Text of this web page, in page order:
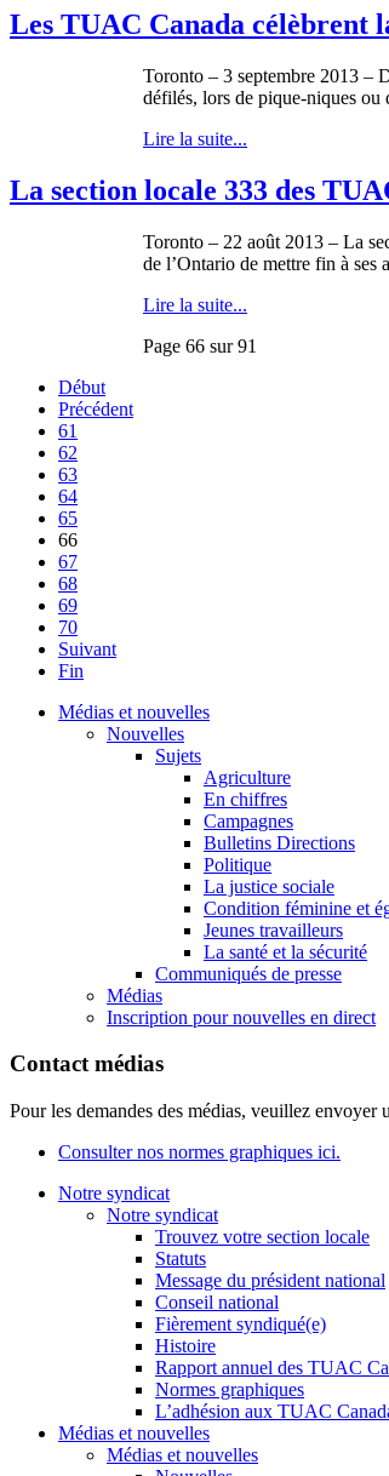
Les TUAC Canada célèbrent
Toronto – 3 septembre 2013 –
défilés, lors de pique-niques ou
Lire la suite...
La section locale 333 des
Toronto – 22 août 2013 – La
de l’Ontario de mettre fin à ses
Lire la suite...
Page 66 sur 91
Début
Précédent
61
62
63
64
65
66
67
68
69
70
Suivant
Fin
Médias et nouvelles
Nouvelles
Sujets
Agriculture
En chiffres
Campagnes
Bulletins Directions
Politique
La justice sociale
Condition féminine et
Jeunes travailleurs
La santé et la sécurité
Communiqués de presse
Médias
Inscription pour nouvelles en direct
Contact médias
Pour les demandes des médias, veuillez envoyer
Consulter nos normes graphiques ici.
Notre syndicat
Notre syndicat
Trouvez votre section locale
Statuts
Message du président national
Conseil national
Fièrement syndiqué(e)
Histoire
Rapport annuel des TUAC
Normes graphiques
L’adhésion aux TUAC
Médias et nouvelles
Médias et nouvelles